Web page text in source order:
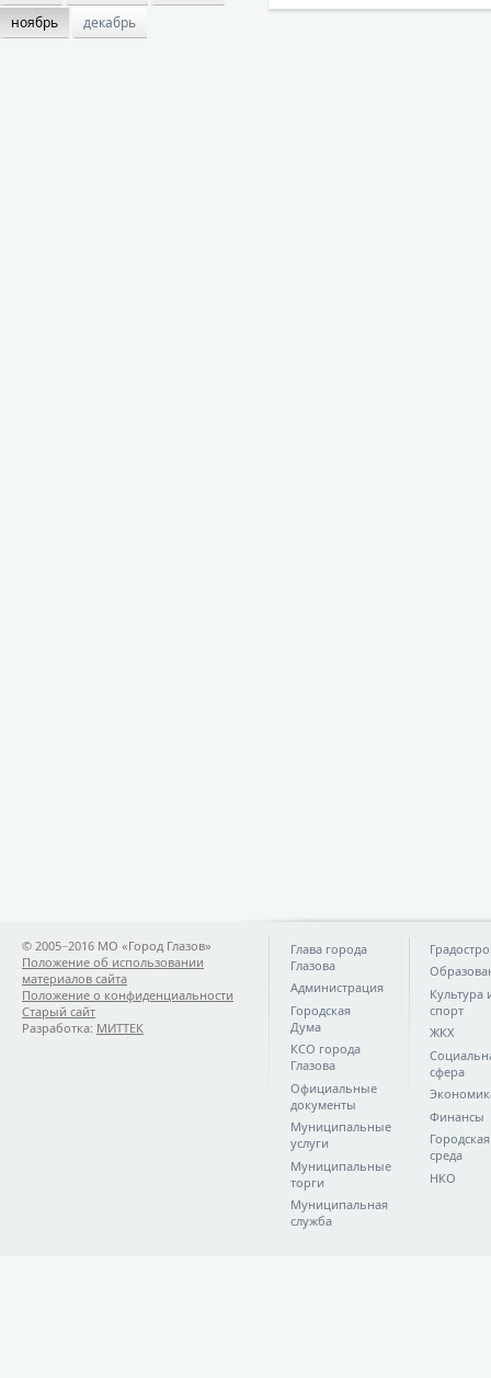
ноябрь
декабрь
© 2005−2016 МО «Город Глазов»
Положение об использовании
материалов сайта
Положение о конфиденциальности
Старый сайт
Разработка: МИТТЕК
Глава города
Глазова
Администрация
Городская
Дума
КСО города
Глазова
Официальные
документы
Муниципальные
услуги
Муниципальные
торги
Муниципальная
служба
Культура
спорт
ЖКХ
сфера
Финансы
Городская
среда
НКО